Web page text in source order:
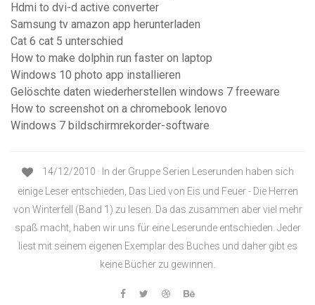
Hdmi to dvi-d active converter
Samsung tv amazon app herunterladen
Cat 6 cat 5 unterschied
How to make dolphin run faster on laptop
Windows 10 photo app installieren
Gelöschte daten wiederherstellen windows 7 freeware
How to screenshot on a chromebook lenovo
Windows 7 bildschirmrekorder-software
14/12/2010 · In der Gruppe Serien Leserunden haben sich
einige Leser entschieden, Das Lied von Eis und Feuer - Die Herren
von Winterfell (Band 1) zu lesen. Da das zusammen aber viel mehr
spaß macht, haben wir uns für eine Leserunde entschieden. Jeder
liest mit seinem eigenen Exemplar des Buches und daher gibt es
keine Bücher zu gewinnen.